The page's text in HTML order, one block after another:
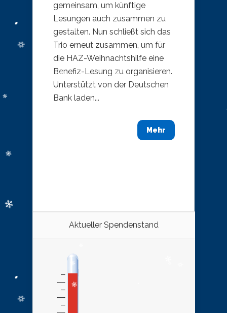
gemeinsam, um künftige
Lesungen auch zusammen zu
gestalten. Nun schließt sich das
Trio erneut zusammen, um für
die HAZ-Weihnachtshilfe eine
Benefiz-Lesung zu organisieren.
Unterstützt von der Deutschen
Bank laden...
Mehr
Aktueller Spendenstand